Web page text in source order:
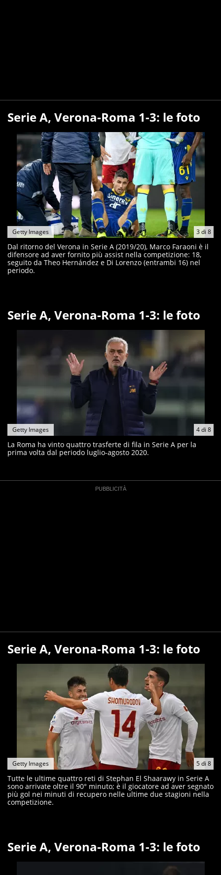
Serie A, Verona-Roma 1-3: le foto
3di 8
Getty Images
Dal ritorno del Verona in Serie A (2019/20), Marco Faraoni è il
difensore ad aver fornito più assist nella competizione: 18,
seguito da Theo Hernández e Di Lorenzo (entrambi 16) nel
periodo.
Serie A, Verona-Roma 1-3: le foto
4di 8
Getty Images
La Roma ha vinto quattro trasferte di fila in Serie A per la
prima volta dal periodo luglio-agosto 2020.
Serie A, Verona-Roma 1-3: le foto
5di 8
Getty Images
Tutte le ultime quattro reti di Stephan El Shaarawy in Serie A
sono arrivate oltre il 90° minuto; è il giocatore ad aver segnato
più gol nei minuti di recupero nelle ultime due stagioni nella
competizione.
Serie A, Verona-Roma 1-3: le foto